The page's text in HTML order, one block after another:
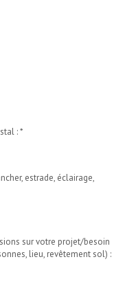
:*
estrade, éclairage,
sur votre projet/besoin
lieu, revêtement sol) :